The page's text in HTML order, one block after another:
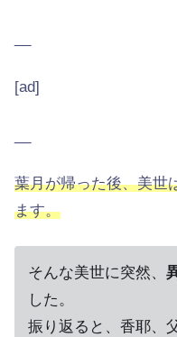
[ad]
葉月が帰った後、美世
ます。
そんな美世に突然、
した。
振り返ると、香耶、